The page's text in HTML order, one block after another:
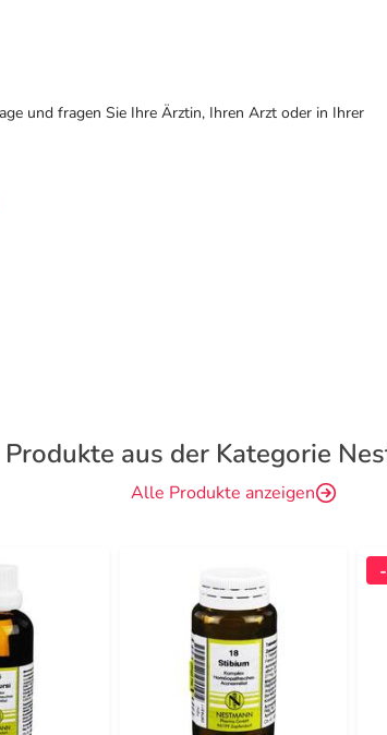
und fragen Sie Ihre Ärztin, Ihren Arzt oder in Ihrer
Produkte aus der Kategorie
Alle Produkte anzeigen